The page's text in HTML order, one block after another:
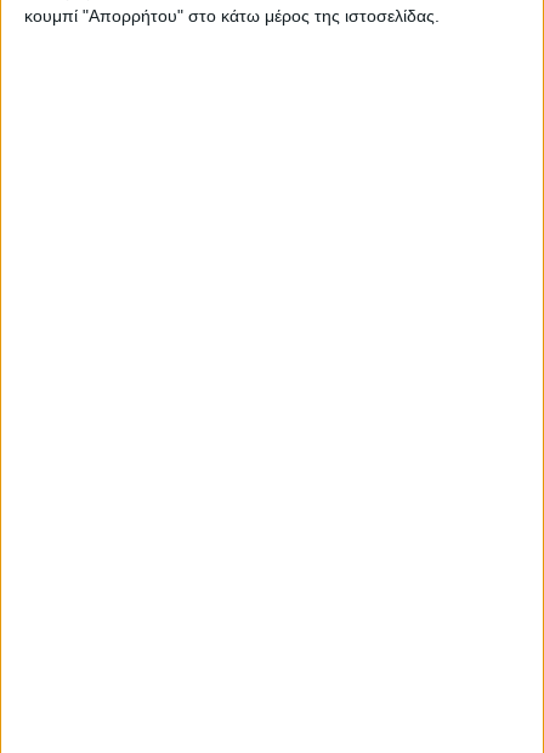
κουμπί "Απορρήτου" στο κάτω μέρος της ιστοσελίδας.
ΣΧΕΤΙΚΑ TAGS σπάνιες φυλές πληρωμή